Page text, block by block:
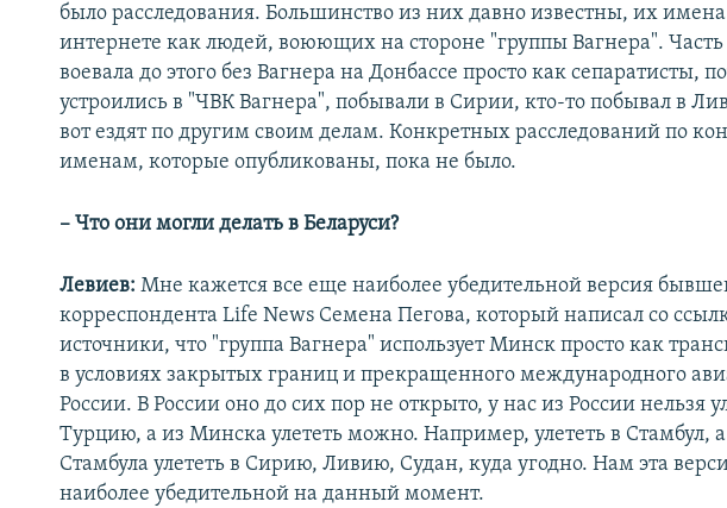
было расследования. Большинство из них давно известны, их имена
интернете как людей, воюющих на стороне "группы Вагнера".
воевала до этого без Вагнера на Донбассе просто как сепаратисты,
устроились в "ЧВК Вагнера", побывали в Сирии, кто-то побывал в
вот ездят по другим своим делам. Конкретных расследований по
именам, которые опубликованы, пока не было.
– Что они могли делать в Беларуси?
Левиев:Мне кажется все еще наиболее убедительной версия
корреспондента Life News Семена Пегова, который написал со
источники, что "группа Вагнера" использует Минск просто как
в условиях закрытых границ и прекращенного международного
России. В России оно до сих пор не открыто, у нас из России нельзя
Турцию, а из Минска улететь можно. Например, улететь в Стамбул,
Стамбула улететь в Сирию, Ливию, Судан, куда угодно. Нам эта
наиболее убедительной на данный момент.